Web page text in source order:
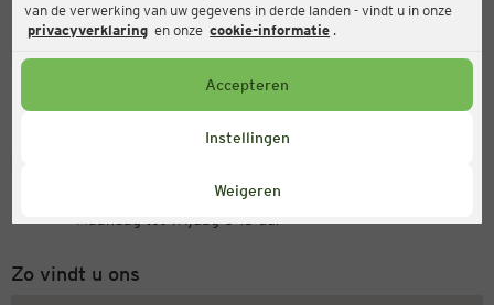
van de verwerking van uw gegevens in derde landen - vindt u in onze
privacyverklaring en onze cookie-informatie .
Accepteren
Instellingen
Weigeren
Open
Openingstijden vandaag:
+31 (0) 543 20 50 15
Zo vindt u ons